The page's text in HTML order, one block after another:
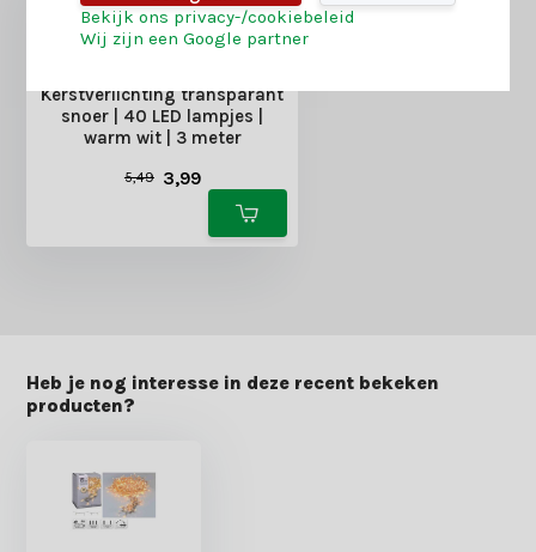
Kerstverlichting transparant
snoer | 40 LED lampjes |
warm wit | 3 meter
5,49 3,99
Heb je nog interesse in deze recent bekeken
producten?
Bekijk ons privacy-/cookiebeleid
Wij zijn een Google partner